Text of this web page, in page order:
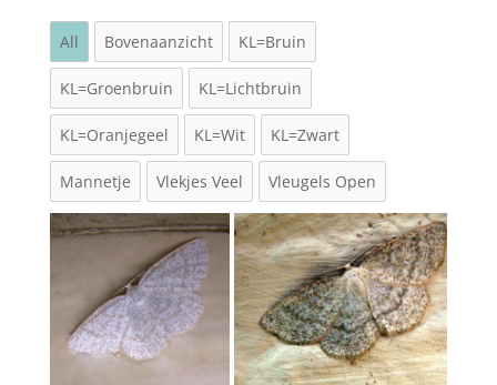
All Bovenaanzicht KL=Bruin
KL=Groenbruin KL=Lichtbruin
KL=Oranjegeel KL=Wit KL=Zwart
Mannetje Vlekjes Veel Vleugels Open